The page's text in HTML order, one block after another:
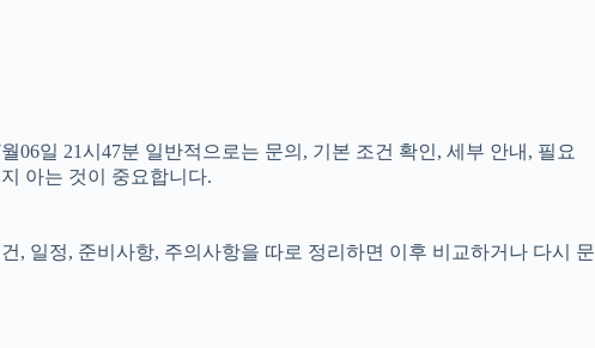
일 21시47분 일반적으로는 문의, 기본 조건 확인, 세부 안내, 필요
아는 것이 중요합니다.
, 일정, 준비사항, 주의사항을 따로 정리하면 이후 비교하거나 다시 문